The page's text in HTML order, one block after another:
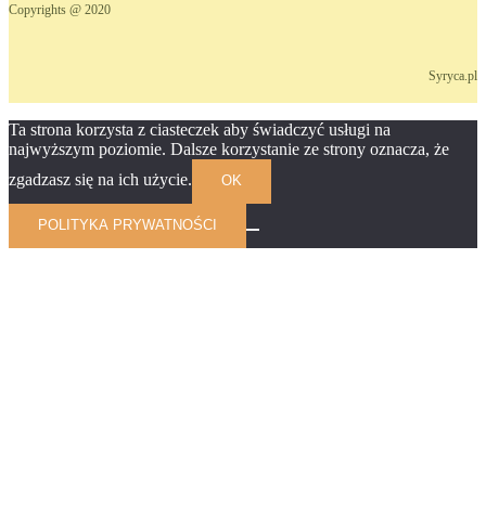
Copyrights @ 2020
Syryca.pl
Ta strona korzysta z ciasteczek aby świadczyć usługi na
najwyższym poziomie. Dalsze korzystanie ze strony oznacza, że
zgadzasz się na ich użycie.
OK
POLITYKA PRYWATNOŚCI